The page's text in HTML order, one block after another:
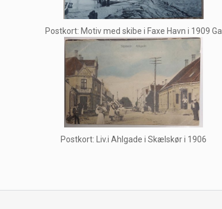
Postkort: Motiv med skibe i Faxe Havn i 1909 Ga
Postkort: Liv.i Ahlgade i Skælskør i 1906